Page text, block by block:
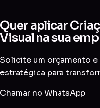
Quer aplicar
Visual na sua
Solicite um orçamento e
estratégica para
Chamar no WhatsApp